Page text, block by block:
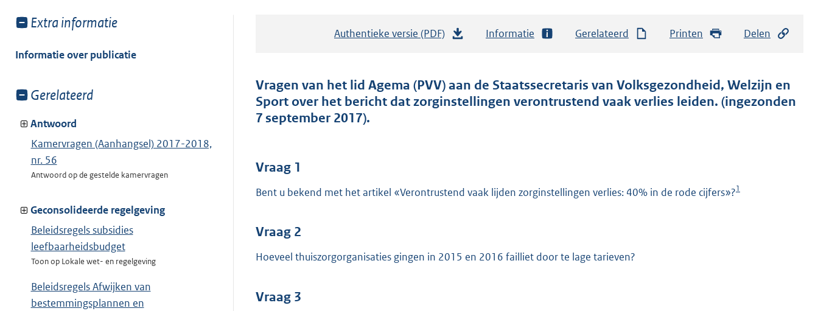
Toon
van:
Extra informatie
Informatie over publicatie
Toon
van:
Gerelateerd
Antwoord
Kamervragen (Aanhangsel) 2017-2018,
nr. 56
Antwoord op de gestelde kamervragen
Geconsolideerde regelgeving
Beleidsregels subsidies
leefbaarheidsbudget
Toon op Lokale wet- en regelgeving
Beleidsregels Afwijken van
bestemmingsplannen en
Authentieke versie (PDF)
t
a
o
e
Informatie Gerelateerd Printen Delen
Vragen van het lid Agema (PVV) aan de Staatssecretaris van Volksgezondheid, Welzijn en
Sport over het bericht dat zorginstellingen verontrustend vaak verlies leiden. (ingezonden
7 september 2017).
Vraag 1
Bent u bekend met het artikel «Verontrustend vaak lijden zorginstellingen verlies: 40% in de rode cijfers»?1
Vraag 2
Hoeveel thuiszorgorganisaties gingen in 2015 en 2016 failliet door te lage tarieven?
Vraag 3